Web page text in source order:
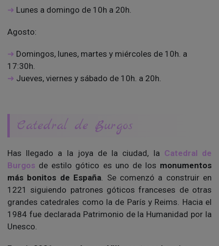
Lunes a domingo de 10h a 20h.
Agosto:
Domingos, lunes, martes y miércoles de 10h. a
17:30h.
Jueves, viernes y sábado de 10h. a 20h.
Catedral de Burgos
Has llegado a la joya de la ciudad, la Catedral de
Burgos de estilo gótico es uno de los monumentos
más bonitos de España. Se comenzó a construir en
1221 siguiendo patrones góticos franceses de otras
grandes catedrales como la de París y Reims. Hacia el
1984 fue declarada Patrimonio de la Humanidad por la
Unesco.